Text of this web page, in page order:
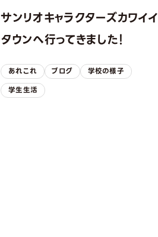
サンリオキャラクターズカワイイ
タウンへ行ってきました！
あれこれ ブログ
学校の様子
学生生活